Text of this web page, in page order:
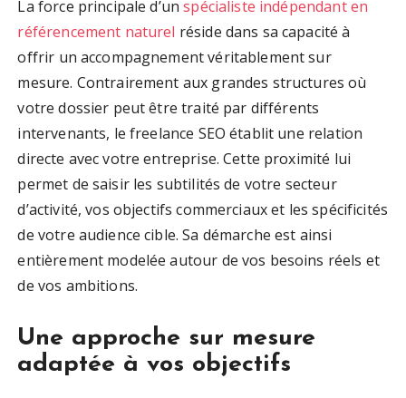
La force principale d’unspécialiste indépendant en
référencement naturel réside dans sa capacité à
offrir un accompagnement véritablement sur
mesure. Contrairement aux grandes structures où
votre dossier peut être traité par différents
intervenants, le freelance SEO établit une relation
directe avec votre entreprise. Cette proximité lui
permet de saisir les subtilités de votre secteur
d’activité, vos objectifs commerciaux et les spécificités
de votre audience cible. Sa démarche est ainsi
entièrement modelée autour de vos besoins réels et
de vos ambitions.
Une approche sur mesure
adaptée à vos objectifs